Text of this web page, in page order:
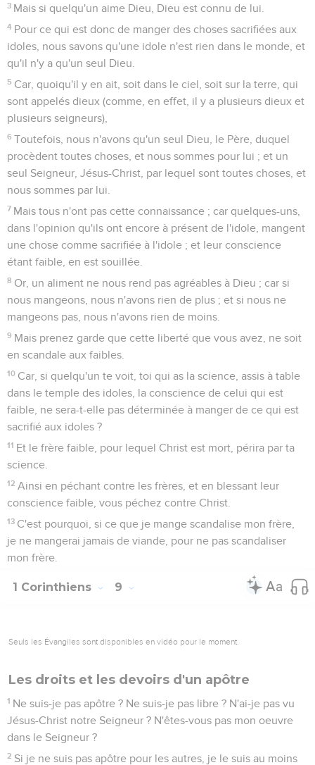
3 Mais si quelqu'un aime Dieu, Dieu est connu de lui.
4 Pour ce qui est donc de manger des choses sacrifiées aux
idoles, nous savons qu'une idole n'est rien dans le monde, et
qu'il n'y a qu'un seul Dieu.
5 Car, quoiqu'il y en ait, soit dans le ciel, soit sur la terre, qui
sont appelés dieux (comme, en effet, il y a plusieurs dieux et
plusieurs seigneurs),
6 Toutefois, nous n'avons qu'un seul Dieu, le Père, duquel
procèdent toutes choses, et nous sommes pour lui ; et un
seul Seigneur, Jésus-Christ, par lequel sont toutes choses, et
nous sommes par lui.
7 Mais tous n'ont pas cette connaissance ; car quelques-uns,
dans l'opinion qu'ils ont encore à présent de l'idole, mangent
une chose comme sacrifiée à l'idole ; et leur conscience
étant faible, en est souillée.
8 Or, un aliment ne nous rend pas agréables à Dieu ; car si
nous mangeons, nous n'avons rien de plus ; et si nous ne
mangeons pas, nous n'avons rien de moins.
9 Mais prenez garde que cette liberté que vous avez, ne soit
en scandale aux faibles.
10 Car, si quelqu'un te voit, toi qui as la science, assis à table
dans le temple des idoles, la conscience de celui qui est
faible, ne sera-t-elle pas déterminée à manger de ce qui est
sacrifié aux idoles ?
11 Et le frère faible, pour lequel Christ est mort, périra par ta
science.
12 Ainsi en péchant contre les frères, et en blessant leur
conscience faible, vous péchez contre Christ.
13 C'est pourquoi, si ce que je mange scandalise mon frère,
je ne mangerai jamais de viande, pour ne pas scandaliser
mon frère.
1 Corinthiens 9
Seuls les Évangiles sont disponibles en vidéo pour le moment.
Les droits et les devoirs d'un apôtre
1 Ne suis-je pas apôtre ? Ne suis-je pas libre ? N'ai-je pas vu
Jésus-Christ notre Seigneur ? N'êtes-vous pas mon oeuvre
dans le Seigneur ?
2 Si je ne suis pas apôtre pour les autres, je le suis au moins